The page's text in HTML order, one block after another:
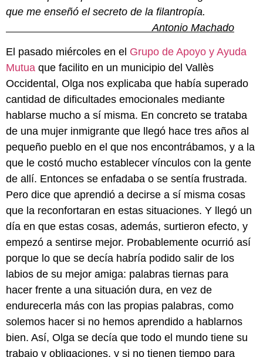
que me enseñó el secreto de la filantropía.
Antonio Machado
El pasado miércoles en el Grupo de Apoyo y Ayuda
Mutua que facilito en un municipio del Vallès
Occidental, Olga nos explicaba que había superado
cantidad de dificultades emocionales mediante
hablarse mucho a sí misma. En concreto se trataba
de una mujer inmigrante que llegó hace tres años al
pequeño pueblo en el que nos encontrábamos, y a la
que le costó mucho establecer vínculos con la gente
de allí. Entonces se enfadaba o se sentía frustrada.
Pero dice que aprendió a decirse a sí misma cosas
que la reconfortaran en estas situaciones. Y llegó un
día en que estas cosas, además, surtieron efecto, y
empezó a sentirse mejor. Probablemente ocurrió así
porque lo que se decía habría podido salir de los
labios de su mejor amiga: palabras tiernas para
hacer frente a una situación dura, en vez de
endurecerla más con las propias palabras, como
solemos hacer si no hemos aprendido a hablarnos
bien. Así, Olga se decía que todo el mundo tiene su
trabajo y obligaciones, y si no tienen tiempo para